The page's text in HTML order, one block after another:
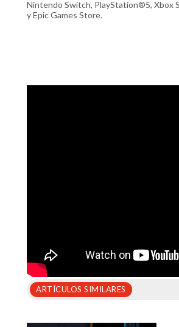
Nintendo Switch, PlayStation®5, Xbox
y Epic Games Store.
ARTÍCULOS SIMILARES